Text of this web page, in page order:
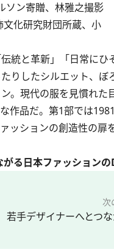
ソン寄贈、林雅之撮影
化研究財団所蔵、小
統と革新」「日常に
りしたシルエット、
。現代の服を見慣れ
作品だ。第1部では
ッションの創造性の
がる日本ファッション
次
若手デザイナーへとつ